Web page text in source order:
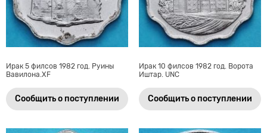
Ирак 5 филсов 1982 год. Руины
Вавилона.XF
Сообщить о поступлении
Ирак 10 филсов 1982 год. Ворота
Иштар. UNC
Сообщить о поступлении